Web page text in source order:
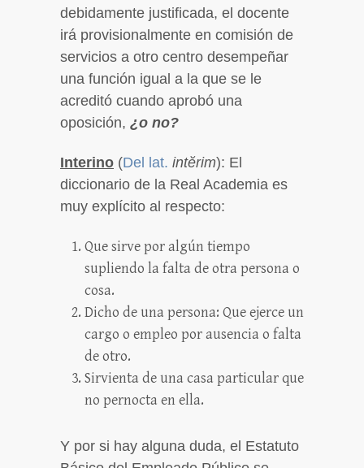
debidamente justificada, el docente
irá provisionalmente en comisión de
servicios a otro centro desempeñar
una función igual a la que se le
acreditó cuando aprobó una
oposición, ¿o no?
Interino (Del lat. intĕrim): El
diccionario de la Real Academia es
muy explícito al respecto:
Que sirve por algún tiempo
supliendo la falta de otra persona o
cosa.
Dicho de una persona: Que ejerce un
cargo o empleo por ausencia o falta
de otro.
Sirvienta de una casa particular que
no pernocta en ella.
Y por si hay alguna duda, el Estatuto